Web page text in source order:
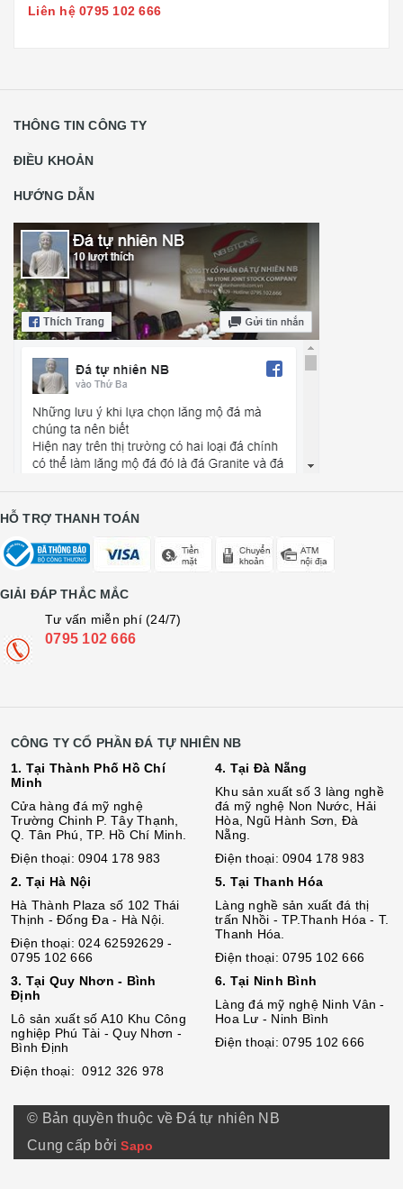
Liên hệ 0795 102 666
THÔNG TIN CÔNG TY
ĐIỀU KHOẢN
HƯỚNG DẪN
HỖ TRỢ THANH TOÁN
GIẢI ĐÁP THẮC MẮC
Tư vấn miễn phí (24/7)
0795 102 666
CÔNG TY CỔ PHẦN ĐÁ TỰ NHIÊN NB
1. Tại Thành Phố Hồ Chí
Minh
Cửa hàng đá mỹ nghệ
Trường Chinh P. Tây Thạnh,
Q. Tân Phú, TP. Hồ Chí Minh.
Điện thoại: 0904 178 983
2. Tại Hà Nội
Hà Thành Plaza số 102 Thái
Thịnh - Đống Đa - Hà Nội.
Điện thoại: 024 62592629 -
0795 102 666
3. Tại Quy Nhơn - Bình
Định
Lô sản xuất số A10 Khu Công
nghiệp Phú Tài - Quy Nhơn -
Bình Định
Điện thoại: 0912 326 978
4. Tại Đà Nẵng
Khu sản xuất số 3 làng nghề
đá mỹ nghệ Non Nước, Hải
Hòa, Ngũ Hành Sơn, Đà
Nẵng.
Điện thoại: 0904 178 983
5. Tại Thanh Hóa
Làng nghề sản xuất đá thị
trấn Nhồi - TP.Thanh Hóa - T.
Thanh Hóa.
Điện thoại: 0795 102 666
6. Tại Ninh Bình
Làng đá mỹ nghệ Ninh Vân -
Hoa Lư - Ninh Bình
Điện thoại: 0795 102 666
© Bản quyền thuộc về Đá tự nhiên NB
Cung cấp bởiSapo